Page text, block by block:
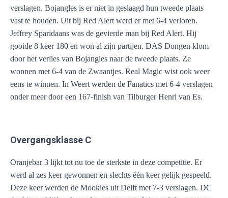
verslagen. Bojangles is er niet in geslaagd hun tweede plaats
vast te houden. Uit bij Red Alert werd er met 6-4 verloren.
Jeffrey Sparidaans was de gevierde man bij Red Alert. Hij
gooide 8 keer 180 en won al zijn partijen. DAS Dongen klom
door het verlies van Bojangles naar de tweede plaats. Ze
wonnen met 6-4 van de Zwaantjes. Real Magic wist ook weer
eens te winnen. In Weert werden de Fanatics met 6-4 verslagen
onder meer door een 167-finish van Tilburger Henri van Es.
Overgangsklasse C
Oranjebar 3 lijkt tot nu toe de sterkste in deze competitie. Er
werd al zes keer gewonnen en slechts één keer gelijk gespeeld.
Deze keer werden de Mookies uit Delft met 7-3 verslagen. DC